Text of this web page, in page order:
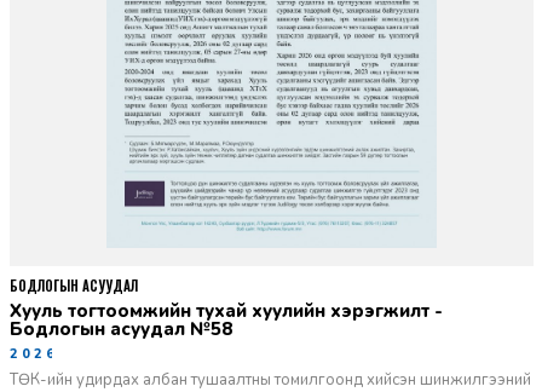
Хууль тогтоомжийн тухай хуулийн хэрэгжилт -
Бодлогын асуудал №58
2026-06-02
ТӨК-ийн удирдах албан тушаалтны томилгоонд хийсэн шинжилгээний
БОДЛОГЫН АСУУДАЛ